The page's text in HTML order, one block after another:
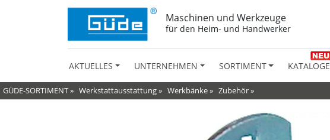
Maschinen und Werkzeuge
für den Heim- und Handwerker
AKTUELLES UNTERNEHMEN SORTIMENT KATALOGE
GÜDE-SORTIMENT» Werkstattausstattung» Werkbänke» Zubehör»